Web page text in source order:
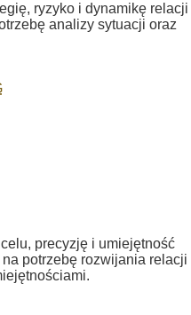
ryzyko i dynamikę relacji
analizy sytuacji oraz
precyzję i umiejętność
potrzebę rozwijania relacji